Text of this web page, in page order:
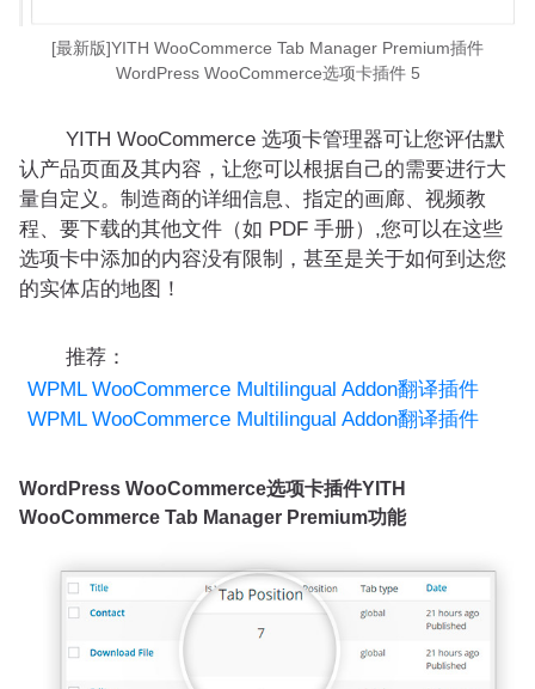
[最新版]YITH WooCommerce Tab Manager Premium插件
WordPress WooCommerce选项卡插件 5
YITH WooCommerce 选项卡管理器可让您评估默
认产品页面及其内容，让您可以根据自己的需要进行大
量自定义。制造商的详细信息、指定的画廊、视频教
程、要下载的其他文件（如 PDF 手册）,您可以在这些
选项卡中添加的内容没有限制，甚至是关于如何到达您
的实体店的地图！
推荐：
WPML WooCommerce Multilingual Addon翻译插件
WPML WooCommerce Multilingual Addon翻译插件
WordPress WooCommerce选项卡插件YITH
WooCommerce Tab Manager Premium功能